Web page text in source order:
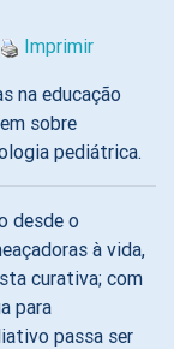
Imprimir
na educação
sobre
pediátrica.
desde o
à vida,
curativa; com
para
passa ser